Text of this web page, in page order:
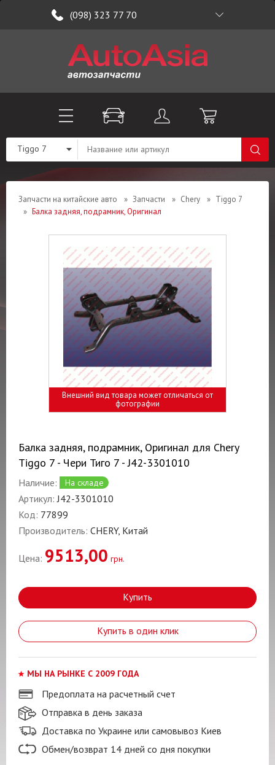
(098) 323 77 70
Tiggo 7
Запчасти на китайские авто » Запчасти » Chery » Tiggo 7
» Балка задняя, подрамник, Оригинал
Внешний вид товара может отличаться от
фотографии
Балка задняя, подрамник, Оригинал для Chery
Tiggo 7 - Чери Тиго 7 - J42-3301010
Наличие: На складе
Артикул: J42-3301010
Код: 77899
Производитель: CHERY, Китай
Цена: 9513,00 грн.
Купить
Купить в один клик
МЫ НА РЫНКЕ С 2009 ГОДА
Предоплата на расчетный счет
Отправка в день заказа
Доставка по Украине или самовывоз Киев
Обмен/возврат 14 дней со дня покупки